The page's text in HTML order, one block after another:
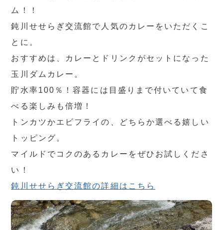
ム！！
鈍川せせらぎ交流館で人気のカレーをいただくこ
とに。
おすすめは、カレーとドリンクがセットになった
玉川ダムカレー。
貯水率100％！容器には目盛りまで付いていて食
べる楽しみも倍増！
トンカツかエビフライの、どちらか選べる嬉しい
トッピング。
マイルドでコクのあるカレーをぜひお試しくださ
い！
鈍川せせらぎ交流館の詳細はこちら